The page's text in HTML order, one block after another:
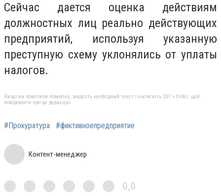
Сейчас дается оценка действиям
должностных лиц реально действующих
предприятий, используя указанную
преступную схему уклонялись от уплаты
налогов.
Якщо ви помітили помилку, виділіть необхідний текст і натисніть Ctrl + Enter, щоб
повідомити про це редакцію
#Прокуратура #фиктивноепредприятие
Контент-менеджер
0,0